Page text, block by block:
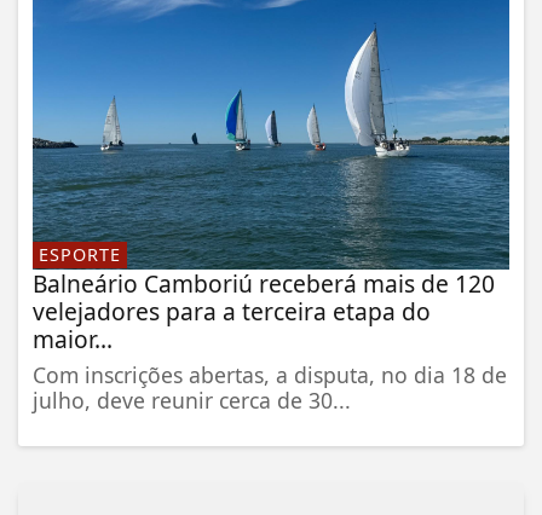
ESPORTE
Balneário Camboriú receberá mais de 120
velejadores para a terceira etapa do
maior...
Com inscrições abertas, a disputa, no dia 18 de
julho, deve reunir cerca de 30...